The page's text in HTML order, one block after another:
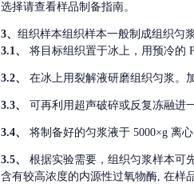
选择请查看样品制备指南。
3、 组织样本组织样本一般制成组织匀
3.1、
将目标组织置于冰上，用预冷的
3.2、 在冰上用裂解液研磨组织匀浆。
3.3、 可再利用超声破碎或反复冻融进
3.4、 将制备好的匀浆液于 5000×g 离
3.5、 根据实验需要，组织匀浆样本可
含有较高浓度的内源性过氧物酶, 在样